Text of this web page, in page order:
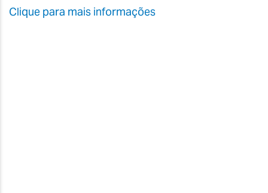
Clique para mais informações